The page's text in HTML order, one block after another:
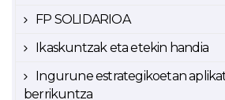
FP SOLIDARIOA
Ikaskuntzak eta etekin handia
Ingurune estrategikoetan
berrikuntza